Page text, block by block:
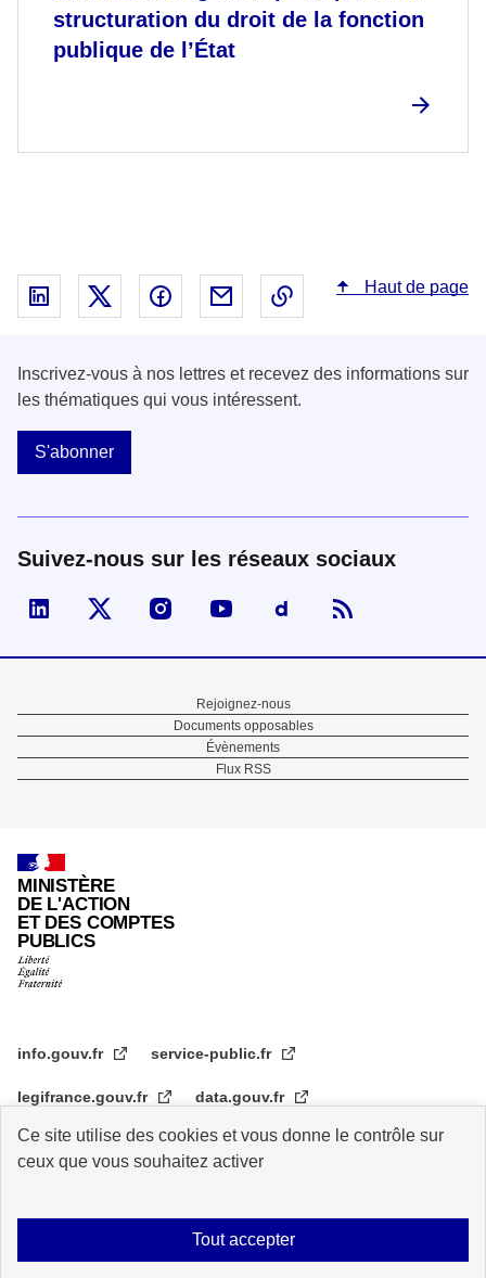
Ce site utilise des cookies et vous donne le contrôle sur
ceux que vous souhaitez activer
Tout accepter
structuration du droit de la fonction
publique de l’État
Partager sur Linked In - nouvelle fenêtre
Partager sur X - nouvelle fenêtre
Partager sur Facebook - nouvelle
Partager par email - nouvelle
Copier le lien dans le
Haut de page
Inscrivez-vous à nos lettres et recevez des informations sur
les thématiques qui vous intéressent.
S'abonner
Suivez-nous sur les réseaux sociaux
Visiter la page Linked In de fonction publique
Visiter la page X de fonction publique
Visiter la page Instagram de fonction
Visiter la page You Tube de
Visiter la page
Pied
de
Rejoignez-nous
Documents opposables
Évènements
Flux RSS
MINISTÈRE
DE L'ACTION
ET DES COMPTES
PUBLICS
info.gouv.fr service-public.fr
legifrance.gouv.fr data.gouv.fr
transformation.gouv.fr
Archive Statistiques de consultation Logos Données personnelles